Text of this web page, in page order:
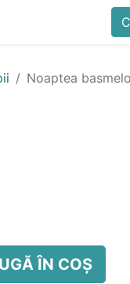
Noaptea
ÎN COȘ